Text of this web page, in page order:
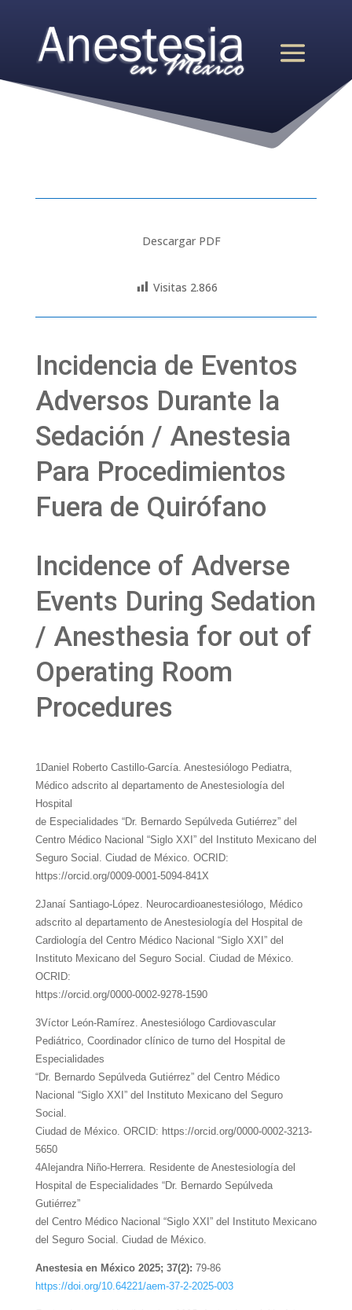
Descargar PDF
Visitas 2.866
Incidencia de Eventos
Adversos Durante la
Sedación / Anestesia
Para Procedimientos
Fuera de Quirófano
Incidence of Adverse
Events During Sedation
/ Anesthesia for out of
Operating Room
Procedures
1Daniel Roberto Castillo-García. Anestesiólogo Pediatra,
Médico adscrito al departamento de Anestesiología del
Hospital
de Especialidades “Dr. Bernardo Sepúlveda Gutiérrez” del
Centro Médico Nacional “Siglo XXI” del Instituto Mexicano del
Seguro Social. Ciudad de México. OCRID:
https://orcid.org/0009-0001-5094-841X
2Janaí Santiago-López. Neurocardioanestesiólogo, Médico
adscrito al departamento de Anestesiología del Hospital de
Cardiología del Centro Médico Nacional “Siglo XXI” del
Instituto Mexicano del Seguro Social. Ciudad de México.
OCRID:
https://orcid.org/0000-0002-9278-1590
3Víctor León-Ramírez. Anestesiólogo Cardiovascular
Pediátrico, Coordinador clínico de turno del Hospital de
Especialidades
“Dr. Bernardo Sepúlveda Gutiérrez” del Centro Médico
Nacional “Siglo XXI” del Instituto Mexicano del Seguro
Social.
Ciudad de México. ORCID: https://orcid.org/0000-0002-3213-
5650
4Alejandra Niño-Herrera. Residente de Anestesiología del
Hospital de Especialidades “Dr. Bernardo Sepúlveda
Gutiérrez”
del Centro Médico Nacional “Siglo XXI” del Instituto Mexicano
del Seguro Social. Ciudad de México.
Anestesia en México 2025; 37(2): 79-86
https://doi.org/10.64221/aem-37-2-2025-003